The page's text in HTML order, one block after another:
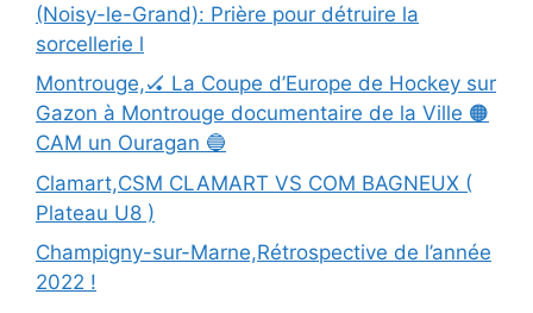
(Noisy-le-Grand): Prière pour détruire la
sorcellerie l
Montrouge,🏑 La Coupe d’Europe de Hockey sur
Gazon à Montrouge documentaire de la Ville 🟠
CAM un Ouragan 🔵
Clamart,CSM CLAMART VS COM BAGNEUX (
Plateau U8 )
Champigny-sur-Marne,Rétrospective de l’année
2022 !